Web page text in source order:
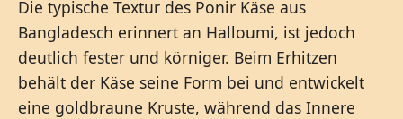
Die typische Textur des Ponir Käse aus
Bangladesch erinnert an Halloumi, ist jedoch
deutlich fester und körniger. Beim Erhitzen
behält der Käse seine Form bei und entwickelt
eine goldbraune Kruste, während das Innere